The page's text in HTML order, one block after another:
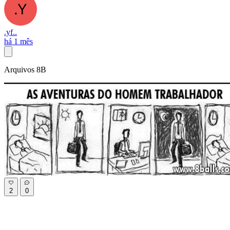
.yf..
há 1 mês
Arquivos 8B
2 0